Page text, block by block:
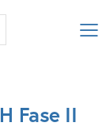
Fase II